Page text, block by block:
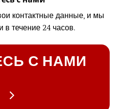
контактные данные, и мы
течение 24 часов.
С НАМИ